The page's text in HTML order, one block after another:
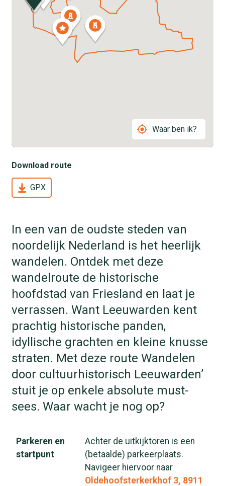
Waar ben ik?
Download route
GPX
In een van de oudste steden van
noordelijk Nederland is het heerlijk
wandelen. Ontdek met deze
wandelroute de historische
hoofdstad van Friesland en laat je
verrassen. Want Leeuwarden kent
prachtig historische panden,
idyllische grachten en kleine knusse
straten. Met deze route Wandelen
door cultuurhistorisch Leeuwarden’
stuit je op enkele absolute must-
sees. Waar wacht je nog op?
Parkeren en
startpunt
Achter de uitkijktoren is een
(betaalde) parkeerplaats.
Navigeer hiervoor naar
Oldehoofsterkerkhof 3, 8911